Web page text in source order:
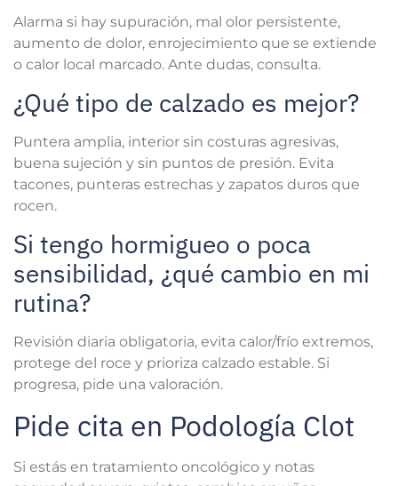
Alarma si hay supuración, mal olor persistente,
aumento de dolor, enrojecimiento que se extiende
o calor local marcado. Ante dudas, consulta.
¿Qué tipo de calzado es mejor?
Puntera amplia, interior sin costuras agresivas,
buena sujeción y sin puntos de presión. Evita
tacones, punteras estrechas y zapatos duros que
rocen.
Si tengo hormigueo o poca
sensibilidad, ¿qué cambio en mi
rutina?
Revisión diaria obligatoria, evita calor/frío extremos,
protege del roce y prioriza calzado estable. Si
progresa, pide una valoración.
Pide cita en Podología Clot
Si estás en tratamiento oncológico y notas